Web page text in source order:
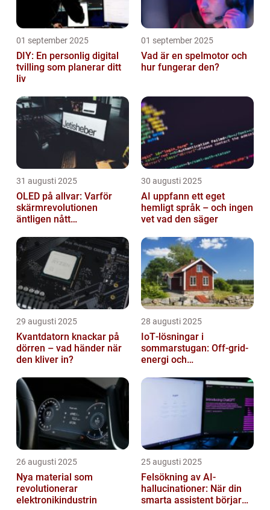
01 september 2025
DIY: En personlig digital
tvilling som planerar ditt
liv
01 september 2025
Vad är en spelmotor och
hur fungerar den?
31 augusti 2025
OLED på allvar: Varför
skärmrevolutionen
äntligen nått
30 augusti 2025
AI uppfann ett eget
hemligt språk – och ingen
vet vad den säger
29 augusti 2025
Kvantdatorn knackar på
dörren – vad händer när
den kliver in?
28 augusti 2025
IoT‑lösningar i
sommarstugan: Off‑grid-
energi och
26 augusti 2025
Nya material som
revolutionerar
elektronikindustrin
25 augusti 2025
Felsökning av AI-
hallucinationer: När din
smarta assistent börjar